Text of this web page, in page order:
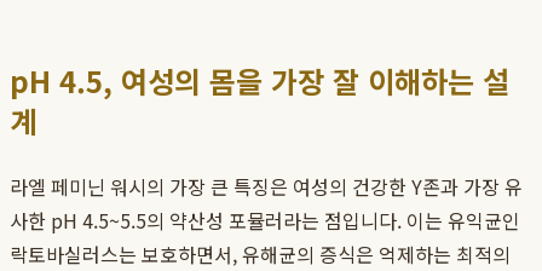
pH 4.5, 여성의 몸을 가장 잘 이해하는 설
계
라엘 페미닌 워시의 가장 큰 특징은 여성의 건강한 Y존과 가장 유
사한 pH 4.5~5.5의 약산성 포뮬러라는 점입니다. 이는 유익균인
락토바실러스는 보호하면서, 유해균의 증식은 억제하는 최적의